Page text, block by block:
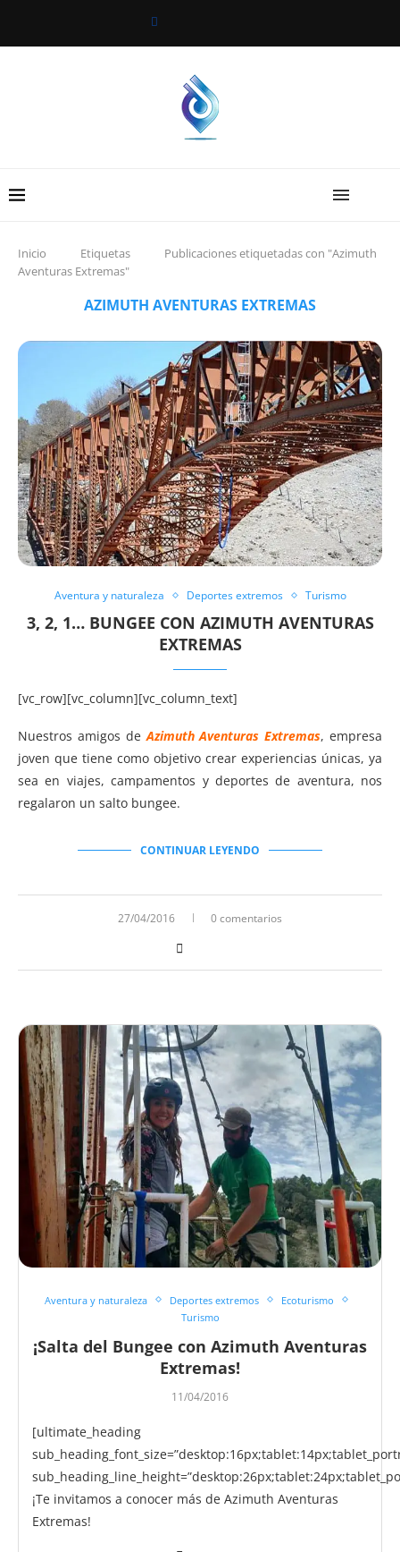
Inicio Etiquetas
Publicaciones etiquetadas con "Azimuth
Aventuras Extremas"
AZIMUTH AVENTURAS EXTREMAS
Aventura y naturaleza Deportes extremos Turismo
3, 2, 1… BUNGEE CON AZIMUTH AVENTURAS
EXTREMAS
[vc_row][vc_column][vc_column_text]
Nuestros amigos deAzimuth Aventuras Extremas, empresa
joven que tiene como objetivo crear experiencias únicas, ya
sea en viajes, campamentos y deportes de aventura, nos
regalaron un salto bungee.
CONTINUAR LEYENDO
27/04/2016 0 comentarios
Aventura y naturaleza Deportes extremos
Ecoturismo
Turismo
¡Salta del Bungee con Azimuth Aventuras
Extremas!
11/04/2016
[ultimate_heading
¡Te invitamos a conocer más de Azimuth Aventuras
Extremas!